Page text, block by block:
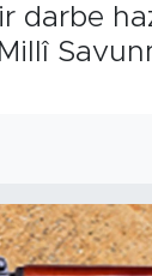
darbe